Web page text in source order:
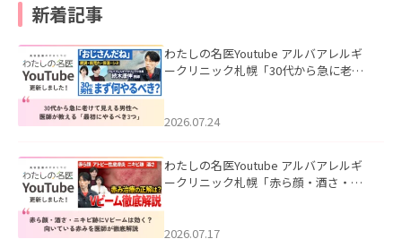
新着記事
わたしの名医Youtube アルバアレルギ
ークリニック札幌「30代から急に老け
た。
2026.07.24
わたしの名医Youtube アルバアレルギ
ークリニック札幌「赤ら顔・酒さ・ニ
した。
2026.07.17